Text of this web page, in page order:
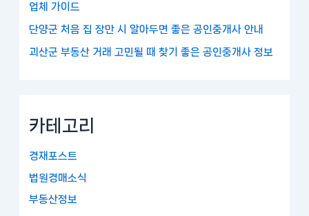
업체 가이드
단양군 처음 집 장만 시 알아두면 좋은 공인중개사 안내
괴산군 부동산 거래 고민될 때 찾기 좋은 공인중개사 정보
카테고리
경재포스트
법원경매소식
부동산정보